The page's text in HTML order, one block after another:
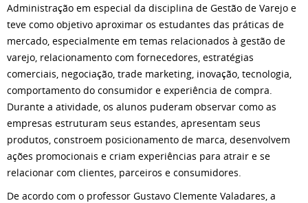
Administração em especial da disciplina de Gestão de Varejo e
teve como objetivo aproximar os estudantes das práticas de
mercado, especialmente em temas relacionados à gestão de
varejo, relacionamento com fornecedores, estratégias
comerciais, negociação, trade marketing, inovação, tecnologia,
comportamento do consumidor e experiência de compra.
Durante a atividade, os alunos puderam observar como as
empresas estruturam seus estandes, apresentam seus
produtos, constroem posicionamento de marca, desenvolvem
ações promocionais e criam experiências para atrair e se
relacionar com clientes, parceiros e consumidores.
De acordo com o professor Gustavo Clemente Valadares, a